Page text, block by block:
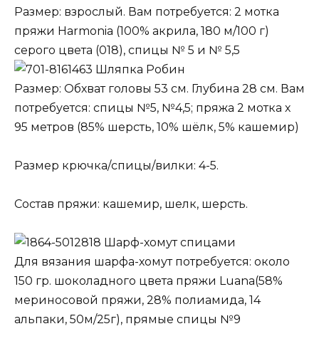
Размер: взрослый. Вам потребуется: 2 мотка
пряжи Harmonia (100% акрила, 180 м/100 г)
серого цвета (018), спицы № 5 и № 5,5
Шляпка Робин
Размер: Обхват головы 53 см. Глубина 28 см. Вам
потребуется: спицы №5, №4,5; пряжа 2 мотка х
95 метров (85% шерсть, 10% шёлк, 5% кашемир)
Размер крючка/спицы/вилки: 4-5.
Состав пряжи: кашемир, шелк, шерсть.
Шарф-хомут спицами
Для вязания шарфа-хомут потребуется: около
150 гр. шоколадного цвета пряжи Luana(58%
мериносовой пряжи, 28% полиамида, 14
альпаки, 50м/25г), прямые спицы №9